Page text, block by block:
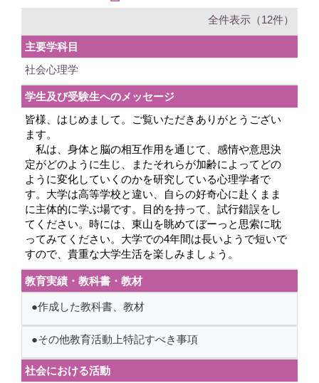
全件表示（12件）
主要学科目
社会心理学
学生及び受験生へのメッセージ
皆様、はじめまして。ご覧いただきありがとうござい
ます。
私は、身体と脳の相互作用を通じて、感情や意思決
定がどのように生じ、またそれらが加齢によってどの
ように変化していくのかを研究している心理学者で
す。大学は高等学校と違い、自らの好奇心に赴くまま
に主体的に学ぶ場です。目的を持って、試行錯誤をし
てください。時には、東山を眺めてぼーっと思索に耽
ってみてください。大学での4年間は長いようで短いで
すので、貴重な大学生活を楽しみましょう。
教育実績・教科書・教材
●作成した教科書、教材
●その他教育活動上特記すべき事項
社会における活動